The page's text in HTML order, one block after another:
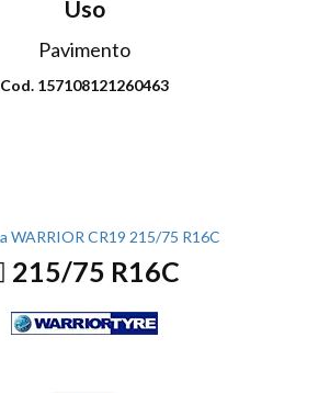
Uso
Pavimento
Cod. 157108121260463
215/75 R16C